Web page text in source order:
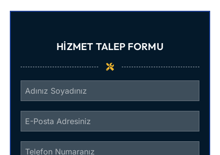
HIZMET TALEP FORMU